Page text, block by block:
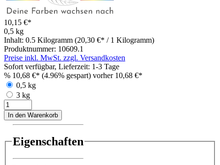
10,15 €*
0,5 kg
Inhalt: 0.5 Kilogramm (20,30 €* / 1 Kilogramm)
Produktnummer: 10609.1
Preise inkl. MwSt. zzgl. Versandkosten
Sofort verfügbar, Lieferzeit: 1-3 Tage
% 10,68 €* (4.96% gespart) vorher 10,68 €*
0,5 kg
3 kg
In den Warenkorb
Eigenschaften